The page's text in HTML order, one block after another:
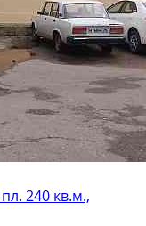
240 кв.м.,